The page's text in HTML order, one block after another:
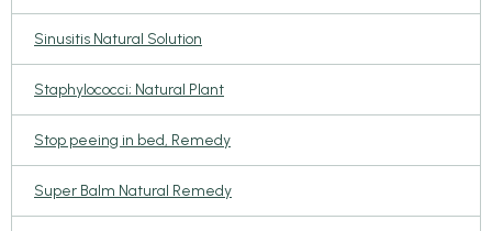
Sinusitis Natural Solution
Staphylococci; Natural Plant
Stop peeing in bed, Remedy
Super Balm Natural Remedy